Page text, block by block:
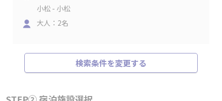
小松 - 小松
大人：2名
検索条件を変更する